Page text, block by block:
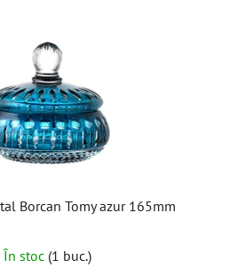
Borcan Tomy azur 165mm
În stoc (1 buc.)